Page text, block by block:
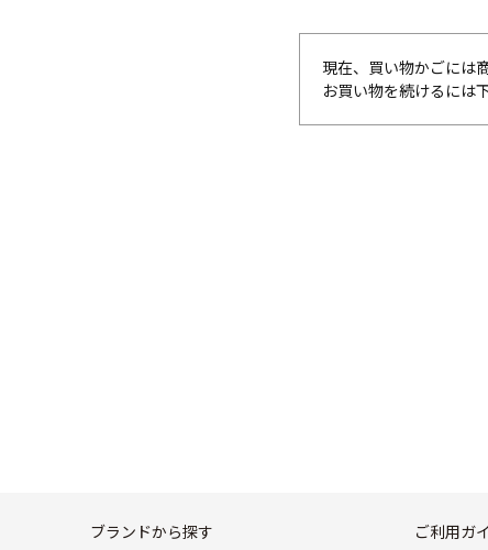
現在、買い物かごには
お買い物を続けるには
ブランドから探す ご利用ガ